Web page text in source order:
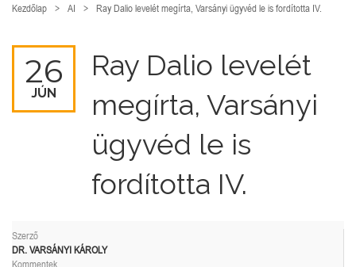
Kezdőlap AI Ray Dalio levelét megírta, Varsányi ügyvéd le is fordította IV.
26
JÚN
Ray Dalio levelét
megírta, Varsányi
ügyvéd le is
fordította IV.
Szerző
DR. VARSÁNYI KÁROLY
Kommentek